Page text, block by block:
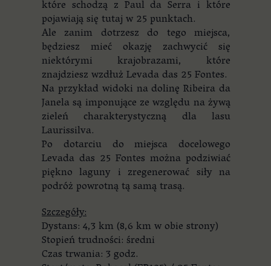
które schodzą z Paul da Serra i które
pojawiają się tutaj w 25 punktach.
Ale zanim dotrzesz do tego miejsca,
będziesz mieć okazję zachwycić się
niektórymi krajobrazami, które
znajdziesz wzdłuż Levada das 25 Fontes.
Na przykład widoki na dolinę Ribeira da
Janela są imponujące ze względu na żywą
zieleń charakterystyczną dla lasu
Laurissilva.
Po dotarciu do miejsca docelowego
Levada das 25 Fontes można podziwiać
piękno laguny i zregenerować siły na
podróż powrotną tą samą trasą.
Szczegóły:
Dystans: 4,3 km (8,6 km w obie strony)
Stopień trudności: średni
Czas trwania: 3 godz.